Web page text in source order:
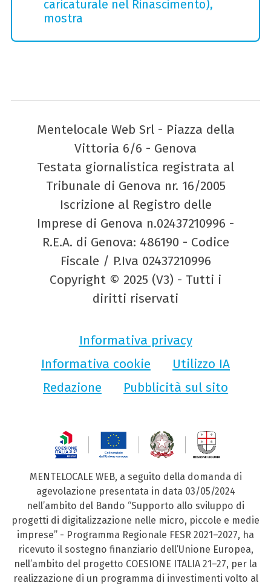
caricaturale nel Rinascimento),
mostra
Mentelocale Web Srl - Piazza della
Vittoria 6/6 - Genova
Testata giornalistica registrata al
Tribunale di Genova nr. 16/2005
Iscrizione al Registro delle
Imprese di Genova n.02437210996 -
R.E.A. di Genova: 486190 - Codice
Fiscale / P.Iva 02437210996
Copyright © 2025 (V3) - Tutti i
diritti riservati
Informativa privacy
Informativa cookie
Utilizzo IA
Redazione
Pubblicità sul sito
MENTELOCALE WEB, a seguito della domanda di
agevolazione presentata in data 03/05/2024
nell’ambito del Bando “Supporto allo sviluppo di
progetti di digitalizzazione nelle micro, piccole e medie
imprese” - Programma Regionale FESR 2021–2027, ha
ricevuto il sostegno finanziario dell’Unione Europea,
nell’ambito del progetto COESIONE ITALIA 21–27, per la
realizzazione di un programma di investimenti volto al